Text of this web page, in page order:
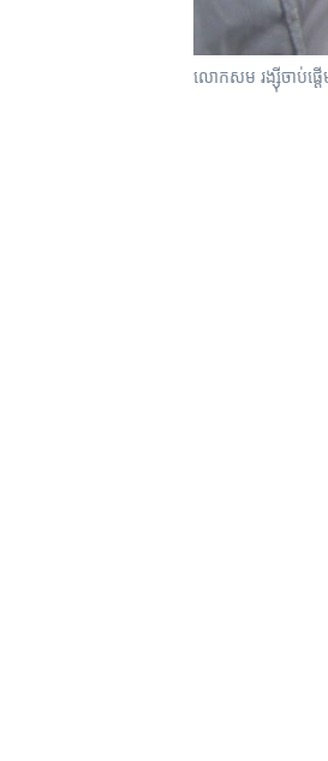
លោក​សម រង្ស៊ី​​​ចាប់​ផ្ត